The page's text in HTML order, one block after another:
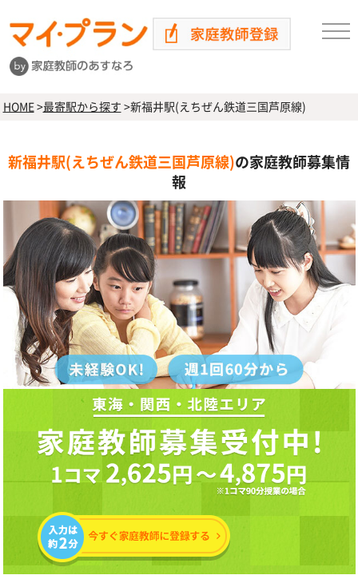
HOME>最寄駅から探す >新福井駅(えちぜん鉄道三国芦原線)
新福井駅(えちぜん鉄道三国芦原線)の家庭教師募集情
報